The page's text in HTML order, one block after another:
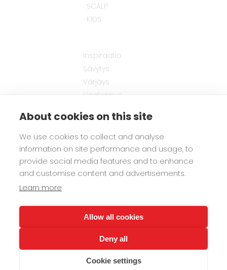
About cookies on this site
We use cookies to collect and analyse
information on site performance and usage, to
provide social media features and to enhance
and customise content and advertisements.
Learn more
Allow all cookies
Deny all
Cookie settings
SCALP
KIDS
Inspiraatio
Sävytys
Värjäys
Vaalennus
Hiusten hoito
Miesten tuotteet
Lasten tuotteet
Kierrätys
Kirjaudu sisään